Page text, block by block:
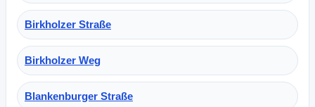
Birkholzer Straße
Birkholzer Weg
Blankenburger Straße